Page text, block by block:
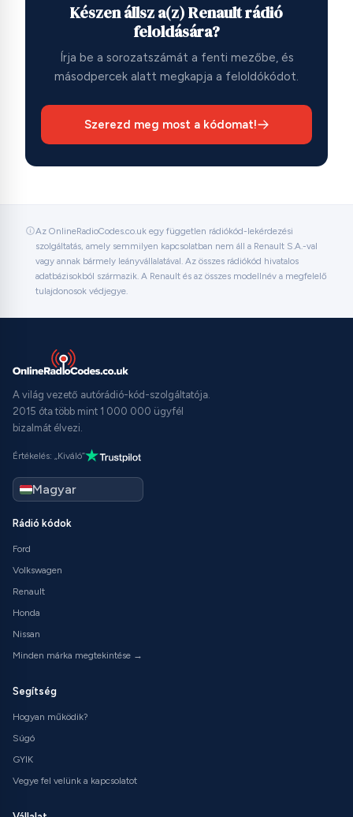
Készen állsz a(z) Renault rádió
feloldására?
Írja be a sorozatszámát a fenti mezőbe, és
másodpercek alatt megkapja a feloldókódot.
Szerezd meg most a kódomat!
Az OnlineRadioCodes.co.uk egy független rádiókód-lekérdezési
szolgáltatás, amely semmilyen kapcsolatban nem áll a Renault S.A.-val
vagy annak bármely leányvállalatával. Az összes rádiókód hivatalos
adatbázisokból származik. A Renault és az összes modellnév a megfelelő
tulajdonosok védjegye.
A világ vezető autórádió-kód-szolgáltatója.
2015 óta több mint 1 000 000 ügyfél
bizalmát élvezi.
Értékelés: „Kiváló”
Rádió kódok
Ford
Volkswagen
Renault
Honda
Nissan
Minden márka megtekintése →
Segítség
Hogyan működik?
Súgó
GYIK
Vegye fel velünk a kapcsolatot